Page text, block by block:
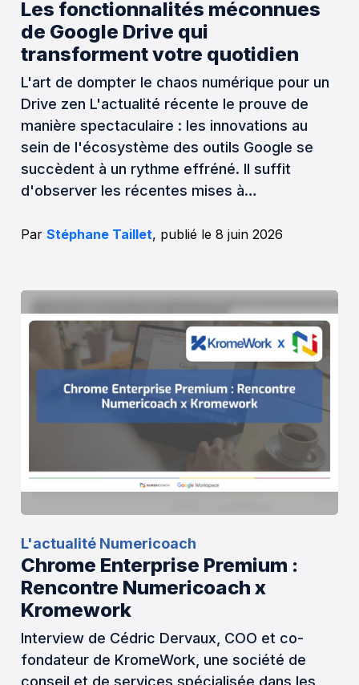
Les fonctionnalités méconnues
de Google Drive qui
transforment votre quotidien
L'art de dompter le chaos numérique pour un
Drive zen L'actualité récente le prouve de
manière spectaculaire : les innovations au
sein de l'écosystème des outils Google se
succèdent à un rythme effréné. Il suffit
d'observer les récentes mises à…
ParStéphane Taillet, publié le 8 juin 2026
L'actualité Numericoach
Chrome Enterprise Premium :
Rencontre Numericoach x
Kromework
Interview de Cédric Dervaux, COO et co-
fondateur de KromeWork, une société de
conseil et de services spécialisée dans les